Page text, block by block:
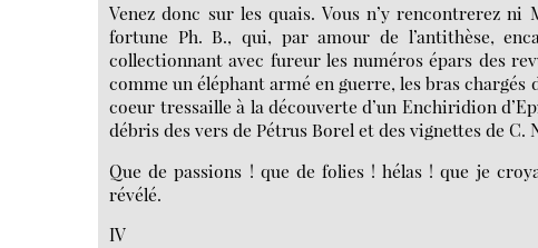
Venez donc sur les quais. Vous n’y rencontrerez
fortune Ph. B., qui, par amour de l’antithèse,
collectionnant avec fureur les numéros épars des
comme un éléphant armé en guerre, les bras
coeur tressaille à la découverte d’un Enchiridion
débris des vers de Pétrus Borel et des vignettes de C.
Que de passions ! que de folies ! hélas ! que je
révélé.
IV